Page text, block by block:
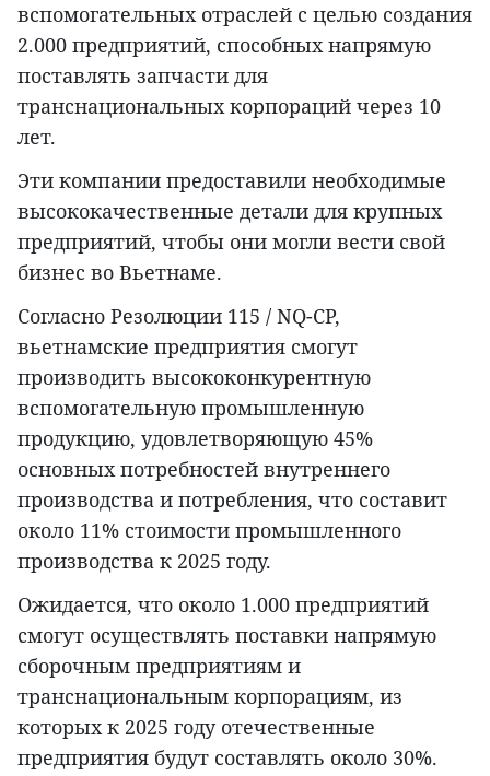
вспомогательных отраслей с целью создания
2.000 предприятий, способных напрямую
поставлять запчасти для
транснациональных корпораций через 10
лет.
Эти компании предоставили необходимые
высококачественные детали для крупных
предприятий, чтобы они могли вести свой
бизнес во Вьетнаме.
Согласно Резолюции 115 / NQ-CP,
вьетнамские предприятия смогут
производить высококонкурентную
вспомогательную промышленную
продукцию, удовлетворяющую 45%
основных потребностей внутреннего
производства и потребления, что составит
около 11% стоимости промышленного
производства к 2025 году.
Ожидается, что около 1.000 предприятий
смогут осуществлять поставки напрямую
сборочным предприятиям и
транснациональным корпорациям, из
которых к 2025 году отечественные
предприятия будут составлять около 30%.